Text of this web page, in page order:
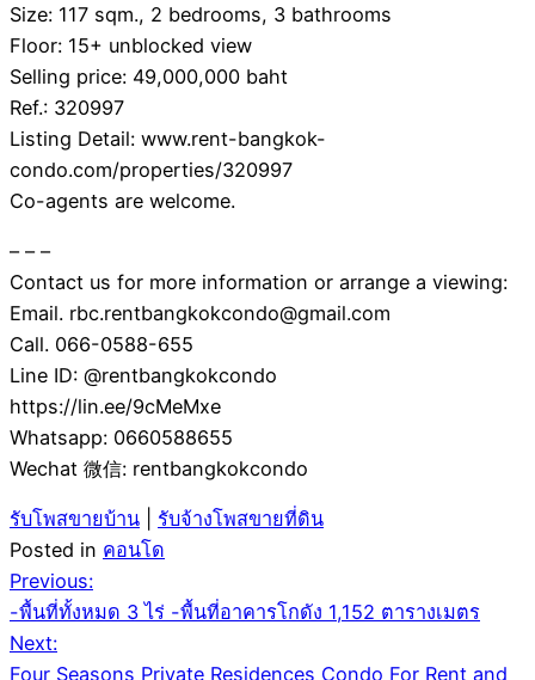
Size: 117 sqm., 2 bedrooms, 3 bathrooms
Floor: 15+ unblocked view
Selling price: 49,000,000 baht
Ref.: 320997
Listing Detail: www.rent-bangkok-
condo.com/properties/320997
Co-agents are welcome.
– – –
Contact us for more information or arrange a viewing:
Email. rbc.rentbangkokcondo@gmail.com
Call. 066-0588-655
Line ID: @rentbangkokcondo
https://lin.ee/9cMeMxe
Whatsapp: 0660588655
Wechat 微信: rentbangkokcondo
รับโพสขายบ้าน
รับจ้างโพสขายที่ดิน
Posted in คอนโด
Post
navigation
Previous:
-พื้นที่ทั้งหมด 3 ไร่ -พื้นที่อาคารโกดัง 1,152 ตารางเมตร
Next:
Four Seasons Private Residences Condo For Rent and